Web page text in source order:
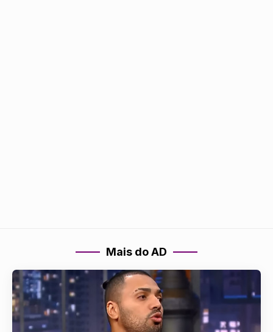
Mais do AD